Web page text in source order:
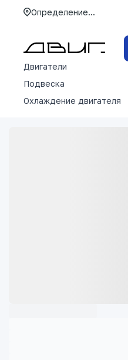
Определение...
Двигатели
Подвеска
Охлаждение двигателя